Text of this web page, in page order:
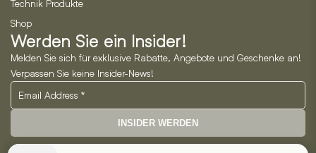
Technik Produkte
Shop
Werden Sie ein Insider!
Melden Sie sich für exklusive Rabatte, Angebote und Geschenke an!
Verpassen Sie keine Insider-News!
INSIDER WERDEN